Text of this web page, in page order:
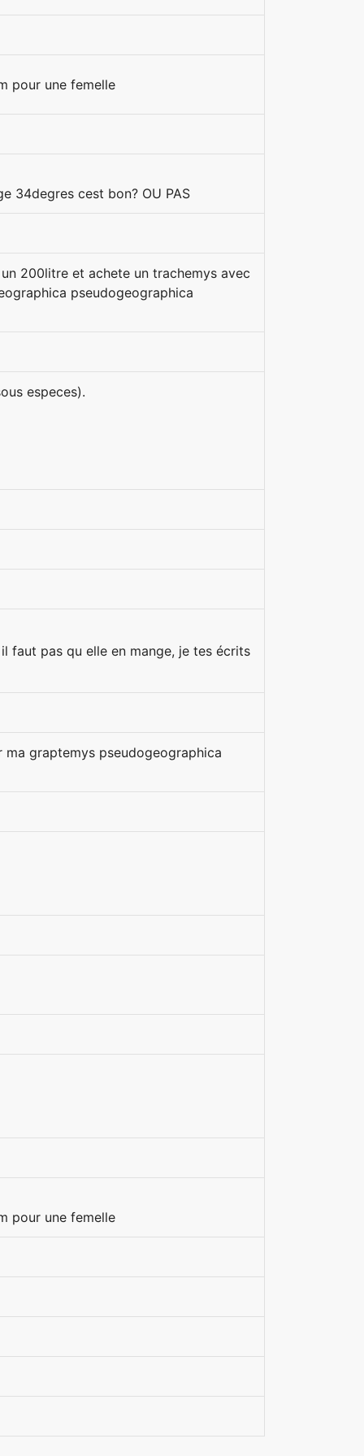
pour une femelle
34degres cest bon? OU PAS
200litre et achete un trachemys avec
pseudogeographica
especes).
faut pas qu elle en mange, je tes écrits
graptemys pseudogeographica
pour une femelle